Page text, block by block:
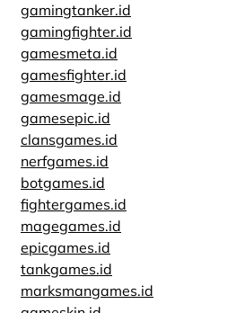
gamingtanker.id
gamingfighter.id
gamesmeta.id
gamesfighter.id
gamesmage.id
gamesepic.id
clansgames.id
nerfgames.id
botgames.id
fightergames.id
magegames.id
epicgames.id
tankgames.id
marksmangames.id